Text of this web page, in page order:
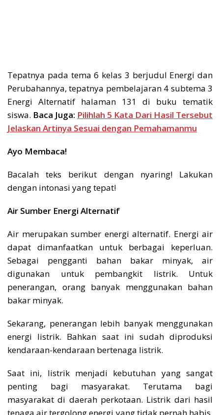
Tepatnya pada tema 6 kelas 3 berjudul Energi dan
Perubahannya, tepatnya pembelajaran 4 subtema 3
Energi Alternatif halaman 131 di buku tematik
siswa. Baca Juga: Pilihlah 5 Kata Dari Hasil Tersebut
Jelaskan Artinya Sesuai dengan Pemahamanmu
Ayo Membaca!
Bacalah teks berikut dengan nyaring! Lakukan
dengan intonasi yang tepat!
Air Sumber Energi Alternatif
Air merupakan sumber energi alternatif. Energi air
dapat dimanfaatkan untuk berbagai keperluan.
Sebagai pengganti bahan bakar minyak, air
digunakan untuk pembangkit listrik. Untuk
penerangan, orang banyak menggunakan bahan
bakar minyak.
Sekarang, penerangan lebih banyak menggunakan
energi listrik. Bahkan saat ini sudah diproduksi
kendaraan-kendaraan bertenaga listrik.
Saat ini, listrik menjadi kebutuhan yang sangat
penting bagi masyarakat. Terutama bagi
masyarakat di daerah perkotaan. Listrik dari hasil
tenaga air tergolong energi yang tidak pernah habis.